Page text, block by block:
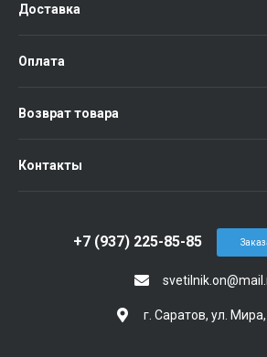
Доставка
Оплата
Возврат товара
Контакты
+7 (937) 225-85-85
г. Саратов, ул.